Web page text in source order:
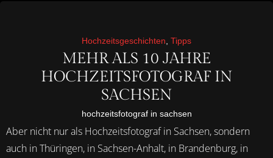
Hochzeitsgeschichten Tipps
MEHR ALS 10 JAHRE
HOCHZEITSFOTOGRAF IN
SACHSEN
hochzeitsfotograf in sachsen
Aber nicht nur als Hochzeitsfotograf in Sachsen, sondern
auch in Thüringen, in Sachsen-Anhalt, in Brandenburg, in